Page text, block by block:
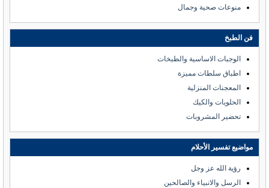
منوعات صحية وجمال
فن الطبخ
الوجبات الاساسية والطبخات
اطباق سلطات مميزة
المعجنات المنزلية
الحلويات والكيك
تحضير المشروبات
مواضيع تفسير الأحلام
رؤية الله عز وجل
الرسل والانبياء والصالحين